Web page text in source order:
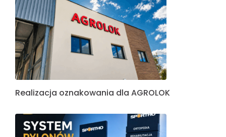
Realizacja oznakowania dla AGROLOK